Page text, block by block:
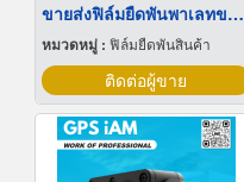
ขายส่งฟิล์มยืดพันพาเลทขนาดพันด้วยมือ Hand wrap
หมวดหมู่ : ฟิล์มยืดพันสินค้า
ติดต่อผู้ขาย